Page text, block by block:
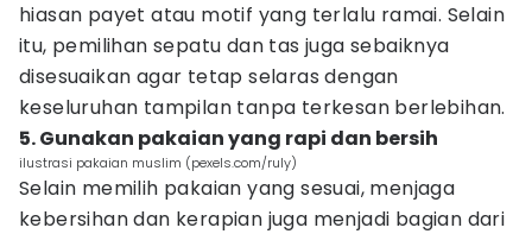
hiasan payet atau motif yang terlalu ramai. Selain
itu, pemilihan sepatu dan tas juga sebaiknya
disesuaikan agar tetap selaras dengan
keseluruhan tampilan tanpa terkesan berlebihan.
5. Gunakan pakaian yang rapi dan bersih
ilustrasi pakaian muslim (pexels.com/ruly)
Selain memilih pakaian yang sesuai, menjaga
kebersihan dan kerapian juga menjadi bagian dari